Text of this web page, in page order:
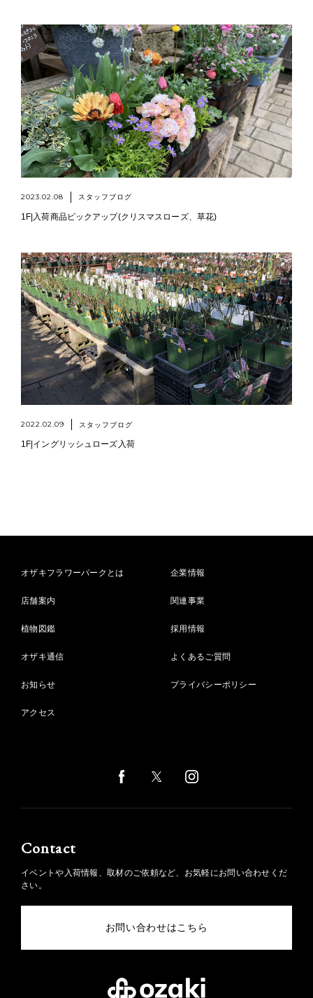
2023.02.08 スタッフブログ
1F|入荷商品ピックアップ(クリスマスローズ、草花)
2022.02.09 スタッフブログ
1F|イングリッシュローズ入荷
オザキフラワーパークとは
店舗案内
植物図鑑
オザキ通信
お知らせ
アクセス
企業情報
関連事業
採用情報
よくあるご質問
プライバシーポリシー
Contact
イベントや入荷情報、取材のご依頼など、お気軽にお問い合わせくだ
さい。
お問い合わせはこちら